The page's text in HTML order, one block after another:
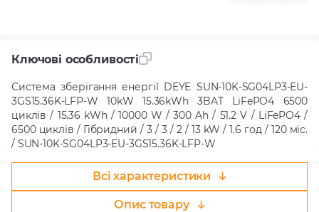
Ключові особливості
Система зберігання енергії DEYE SUN-10K-SG04LP3-EU-
3GS15.36K-LFP-W 10kW 15.36kWh 3BAT LiFePO4 6500
циклів / 15.36 kWh / 10000 W / 300 Ah / 51.2 V / LiFePO4 /
6500 циклів / Гібридний / 3 / 3 / 2 / 13 kW / 1.6 год / 120 міс.
/ SUN-10K-SG04LP3-EU-3GS15.36K-LFP-W
Всі характеристики
Опис товару